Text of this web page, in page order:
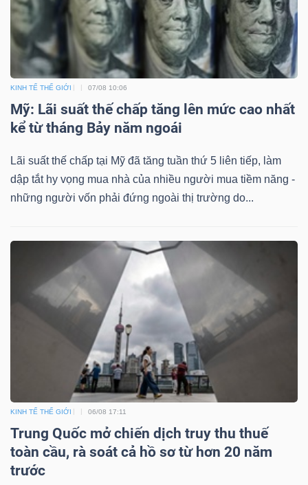
KINH TẾ THẾ GIỚI 07/08 10:06
Mỹ: Lãi suất thế chấp tăng lên mức cao nhất
kể từ tháng Bảy năm ngoái
Lãi suất thế chấp tại Mỹ đã tăng tuần thứ 5 liên tiếp, làm
dập tắt hy vọng mua nhà của nhiều người mua tiềm năng -
những người vốn phải đứng ngoài thị trường do...
KINH TẾ THẾ GIỚI 06/08 17:11
Trung Quốc mở chiến dịch truy thu thuế
toàn cầu, rà soát cả hồ sơ từ hơn 20 năm
trước
TÀI
CHÍNH
NGHỆ
THÔNG
DỊCH
TIỆN
ÍCH